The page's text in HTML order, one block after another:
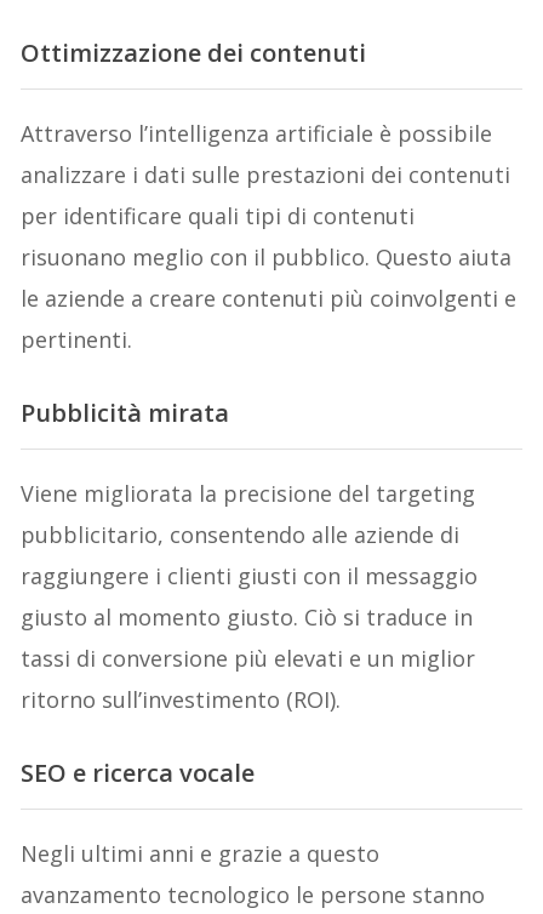
Ottimizzazione dei contenuti
Attraverso l’intelligenza artificiale è possibile
analizzare i dati sulle prestazioni dei contenuti
per identificare quali tipi di contenuti
risuonano meglio con il pubblico. Questo aiuta
le aziende a creare contenuti più coinvolgenti e
pertinenti.
Pubblicità mirata
Viene migliorata la precisione del targeting
pubblicitario, consentendo alle aziende di
raggiungere i clienti giusti con il messaggio
giusto al momento giusto. Ciò si traduce in
tassi di conversione più elevati e un miglior
ritorno sull’investimento (ROI).
SEO e ricerca vocale
Negli ultimi anni e grazie a questo
avanzamento tecnologico le persone stanno